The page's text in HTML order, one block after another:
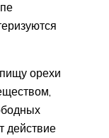
орехи
действие